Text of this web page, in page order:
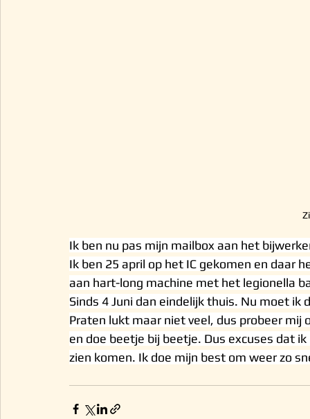
Ik ben nu pas mijn mailbox aan het
Ik ben 25 april op het IC gekomen en daar
aan hart-long machine met het legionella
Sinds 4 Juni dan eindelijk thuis. Nu moet
Praten lukt maar niet veel, dus probeer mij
en doe beetje bij beetje. Dus excuses dat
zien komen. Ik doe mijn best om weer zo